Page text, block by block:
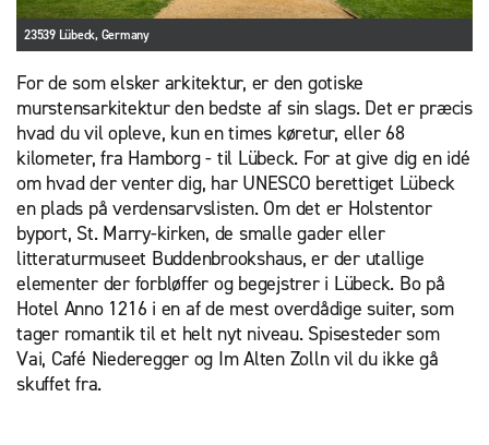
23539 Lübeck, Germany
For de som elsker arkitektur, er den gotiske
murstensarkitektur den bedste af sin slags. Det er præcis
hvad du vil opleve, kun en times køretur, eller 68
kilometer, fra Hamborg - til Lübeck. For at give dig en idé
om hvad der venter dig, har UNESCO berettiget Lübeck
en plads på verdensarvslisten. Om det er Holstentor
byport, St. Marry-kirken, de smalle gader eller
litteraturmuseet Buddenbrookshaus, er der utallige
elementer der forbløffer og begejstrer i Lübeck. Bo på
Hotel Anno 1216 i en af de mest overdådige suiter, som
tager romantik til et helt nyt niveau. Spisesteder som
Vai, Café Niederegger og Im Alten Zolln vil du ikke gå
skuffet fra.